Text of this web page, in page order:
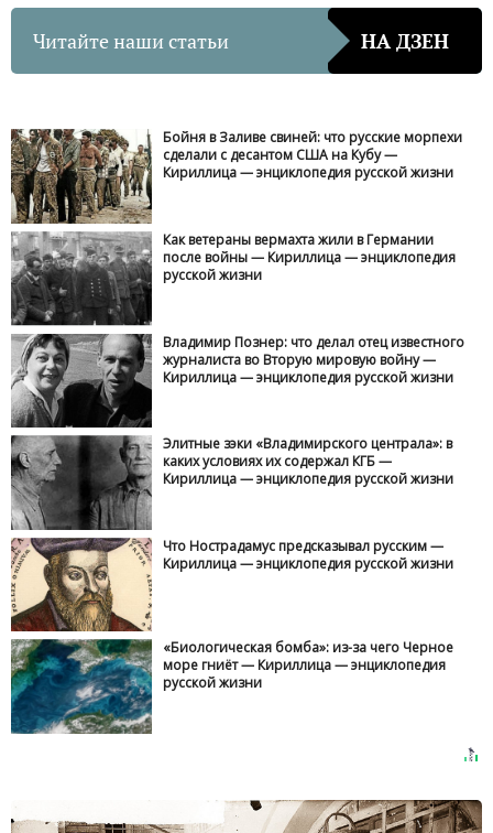
Читайте наши статьи НА ДЗЕН
Бойня в Заливе свиней: что русские морпехи
сделали с десантом США на Кубу —
Кириллица — энциклопедия русской жизни
Как ветераны вермахта жили в Германии
после войны — Кириллица — энциклопедия
русской жизни
Владимир Познер: что делал отец известного
журналиста во Вторую мировую войну —
Кириллица — энциклопедия русской жизни
Элитные зэки «Владимирского централа»: в
каких условиях их содержал КГБ —
Кириллица — энциклопедия русской жизни
Что Нострадамус предсказывал русским —
Кириллица — энциклопедия русской жизни
«Биологическая бомба»: из-за чего Черное
море гниёт — Кириллица — энциклопедия
русской жизни